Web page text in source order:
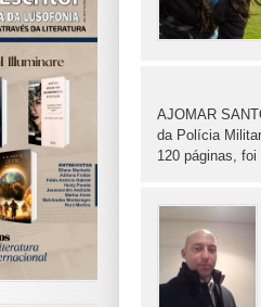
AJOMAR
da Polícia
120 páginas,